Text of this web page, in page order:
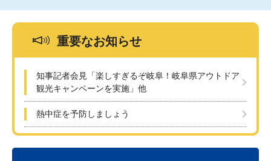
重要なお知らせ
知事記者会見「楽しすぎるぞ岐阜！岐阜県アウトドア
観光キャンペーンを実施」他
熱中症を予防しましょう